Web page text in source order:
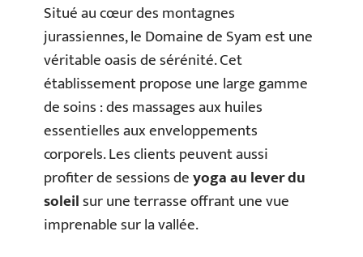
Situé au cœur des montagnes
jurassiennes, le Domaine de Syam est une
véritable oasis de sérénité. Cet
établissement propose une large gamme
de soins : des massages aux huiles
essentielles aux enveloppements
corporels. Les clients peuvent aussi
profiter de sessions deyoga au lever du
soleilsur une terrasse offrant une vue
imprenable sur la vallée.